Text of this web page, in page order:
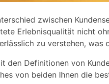
zwischen
Erlebnisqualität nicht
zu verstehen,
Definitionen von
von beiden Ihnen die